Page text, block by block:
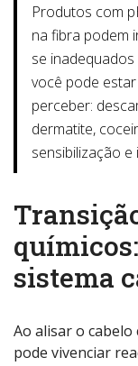
Produtos com
na fibra podem
se
você pode
perceber:
dermatite,
sensibilização
sistema
Ao alisar o
pode vivenciar